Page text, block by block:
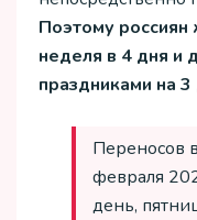
Поэтому
неделя в 4 дня и
праздниками на 3
Переносов
февраля
день,